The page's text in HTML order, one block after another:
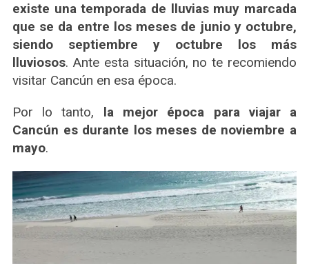
existe una temporada de lluvias muy marcada
que se da entre los meses de junio y octubre,
siendo septiembre y octubre los más
lluviosos. Ante esta situación, no te recomiendo
visitar Cancún en esa época.
Por lo tanto, la mejor época para viajar a
Cancún es durante los meses de noviembre a
mayo.